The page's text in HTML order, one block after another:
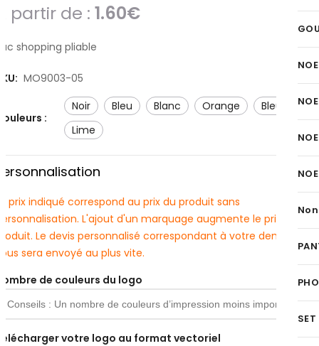
partir de : 1.60€
shopping pliable
MO9003-05
:
noir bleu blanc orange
bleu royal
lime
prix indiqué correspond au prix du produit sans
L'ajout d'un marquage augmente le prix du
Le devis personnalisé correspondant à votre demande
sera envoyé au plus vite.
de couleurs du logo
votre logo au format vectoriel